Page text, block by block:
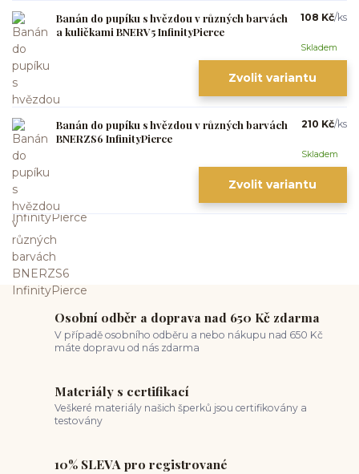
Banán do pupíku s hvězdou v různých barvách
a kuličkami BNERV5 InfinityPierce
108 Kč/ks
Skladem
Zvolit variantu
Banán do pupíku s hvězdou v různých barvách
BNERZS6 InfinityPierce
210 Kč/ks
Skladem
Zvolit variantu
Osobní odběr a doprava nad 650 Kč zdarma
V případě osobního odběru a nebo nákupu nad 650 Kč
máte dopravu od nás zdarma
Materiály s certifikací
Veškeré materiály našich šperků jsou certifikovány a
testovány
10% SLEVA pro registrované